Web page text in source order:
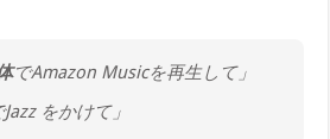
でAmazon Musicを再生して」
をかけて」